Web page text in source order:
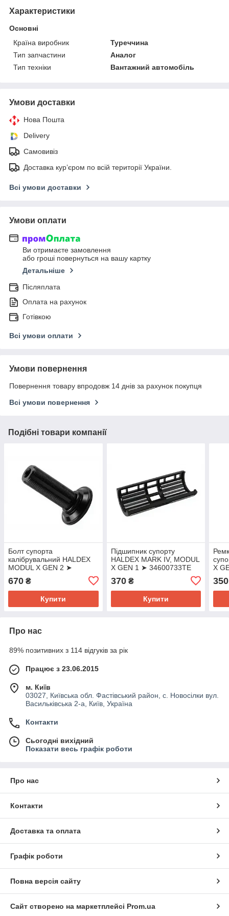
Характеристики
Основні
Країна виробник
Туреччина
Тип запчастини
Аналог
Тип техніки
Вантажний автомобіль
Умови доставки
Нова Пошта
Delivery
Самовивіз
Доставка кур’єром по всій території України.
Всі умови доставки
Умови оплати
Ви отримаєте замовлення
або гроші повернуться на вашу картку
Детальніше
Післяплата
Оплата на рахунок
Готівкою
Всі умови оплати
Умови повернення
Повернення товару впродовж 14 днів за рахунок покупця
Всі умови повернення
Подібні товари компанії
Болт супорта
калібрувальний HALDEX
MODUL X GEN 2 ➤
670 ₴
Купити
Підшипник супорту
HALDEX MARK IV, MODUL
X GEN 1 ➤ 34600733TE
370₴
Купити
X
350
Про нас
89% позитивних з 114 відгуків за рік
Працює з 23.06.2015
м. Київ
03027, Київська обл. Фастівський район, с. Новосілки вул.
Васильківська 2-а, Київ, Україна
Контакти
Сьогодні вихідний
Показати весь графік роботи
Про нас
Контакти
Доставка та оплата
Графік роботи
Повна версія сайту
Сайт створено на маркетплейсі Prom.ua